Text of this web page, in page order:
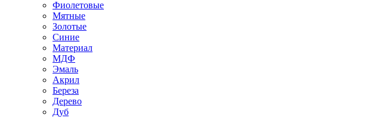
Фиолетовые
Мятные
Золотые
Синие
Материал
МДФ
Эмаль
Акрил
Береза
Дерево
Дуб